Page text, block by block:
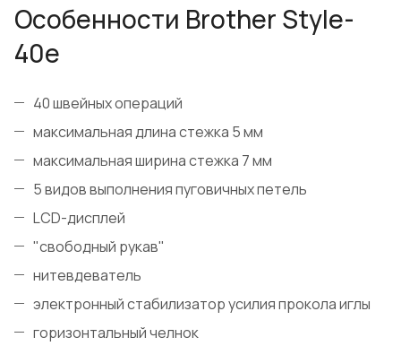
Особенности Brother Style-
40e
40 швейных операций
максимальная длина стежка 5 мм
максимальная ширина стежка 7 мм
5 видов выполнения пуговичных петель
LCD-дисплей
"свободный рукав"
нитевдеватель
электронный стабилизатор усилия прокола иглы
горизонтальный челнок